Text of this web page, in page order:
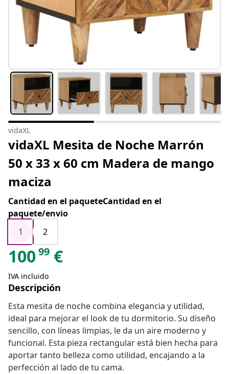
vidaXL
vidaXL Mesita de Noche Marrón
50 x 33 x 60 cm Madera de mango
maciza
Cantidad en el paqueteCantidad en el
paquete/envio
1
2
10099 €
IVA incluido
Descripción
Esta mesita de noche combina elegancia y utilidad,
ideal para mejorar el look de tu dormitorio. Su diseño
sencillo, con líneas limpias, le da un aire moderno y
funcional. Esta pieza rectangular está bien hecha para
aportar tanto belleza como utilidad, encajando a la
perfección al lado de tu cama.